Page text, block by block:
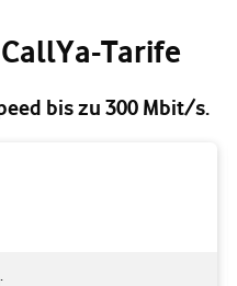
Tarife
bis zu 300 Mbit/s.